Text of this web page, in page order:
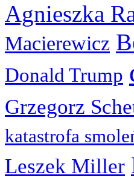
Agnieszka
Macierewicz
Donald Trump
Grzegorz
katastrofa
Leszek Miller